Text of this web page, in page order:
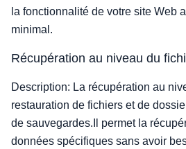
la fonctionnalité de votre site Web
minimal.
Récupération au niveau du
Description: La récupération au
restauration de fichiers et de
de sauvegardes.Il permet la
données spécifiques sans avoir